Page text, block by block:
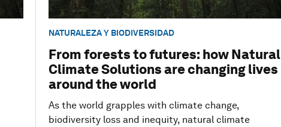
NATURALEZA Y BIODIVERSIDAD
From forests to futures: how Natural
Climate Solutions are changing lives
around the world
As the world grapples with climate change,
biodiversity loss and inequity, natural climate